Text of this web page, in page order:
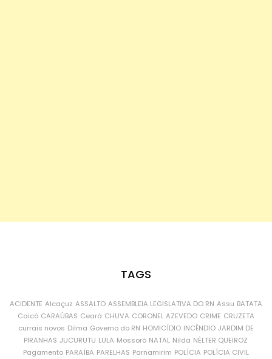
TAGS
ACIDENTE Alcaçuz ASSALTO ASSEMBLEIA LEGISLATIVA DO RN Assu BATATA
Caicó CARAÚBAS Ceará CHUVA CORONEL AZEVEDO CRIME CRUZETA
currais novos Dilma Governo do RN HOMICÍDIO INCÊNDIO JARDIM DE
PIRANHAS JUCURUTU LULA Mossoró NATAL Nilda NÉLTER QUEIROZ
Pagamento PARAÍBA PARELHAS Parnamirim POLÍCIA POLÍCIA CIVIL